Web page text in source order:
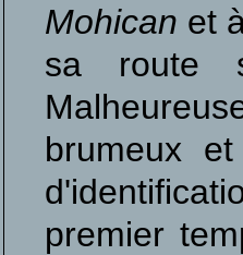
Mohican et
sa route
brumeux
premier